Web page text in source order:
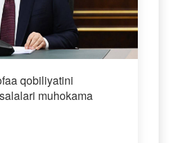
qobiliyatini
muhokama